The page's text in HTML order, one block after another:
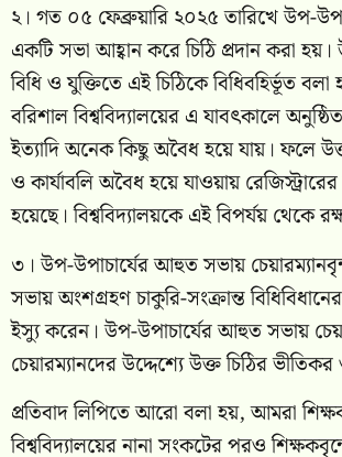
২। গত ০৫ ফেব্রুয়ারি ২০২৫ তারিখে উপ-
একটি সভা আহ্বান করে চিঠি প্রদান করা হয়।
বিধি ও যুক্তিতে এই চিঠিকে বিধিবহির্ভূত
বরিশাল বিশ্ববিদ্যালয়ের এ যাবৎকালে
ইত্যাদি অনেক কিছু অবৈধ হয়ে যায়। ফলে
ও কার্যাবলি অবৈধ হয়ে যাওয়ায়
হয়েছে। বিশ্ববিদ্যালয়কে এই বিপর্যয় থেকে
৩। উপ-উপাচার্যের আহুত সভায়
সভায় অংশগ্রহণ চাকুরি-সংক্রান্ত
ইস্যু করেন। উপ-উপাচার্যের আহুত সভায়
চেয়ারম্যানদের উদ্দেশ্যে উক্ত চিঠির
প্রতিবাদ লিপিতে আরো বলা হয়, আমরা
বিশ্ববিদ্যালয়ের নানা সংকটের পরও